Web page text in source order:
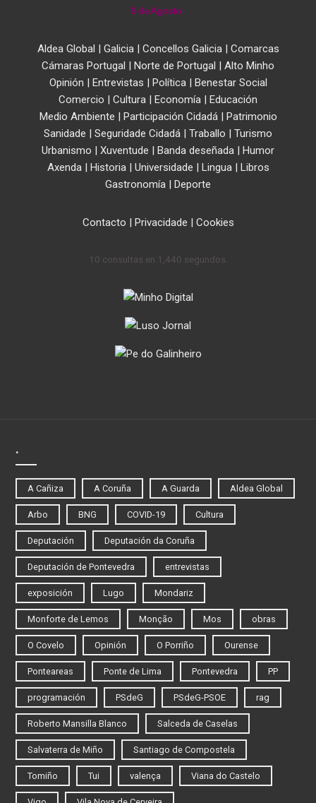
9 de Agosto
Aldea Global | Galicia | Concellos Galicia | Comarcas
Cámaras Portugal | Norte de Portugal | Alto Minho
Opinión | Entrevistas | Política | Benestar Social
Comercio | Cultura | Economía | Educación
Medio Ambiente | Participación Cidadá | Patrimonio
Sanidade | Seguridade Cidadá | Traballo | Turismo
Urbanismo | Xuventude | Banda deseñada | Humor
Axenda | Historia | Universidade | Lingua | Libros
Gastronomía | Deporte
Contacto | Privacidade | Cookies
10 consultas en 1,440 segundos.
.
A Cañiza A Coruña A Guarda Aldea Global
Arbo BNG COVID-19 Cultura
Deputación Deputación da Coruña
Deputación de Pontevedra entrevistas
exposición Lugo Mondariz
Monforte de Lemos Monção Mos obras
O Covelo Opinión O Porriño Ourense
Ponteareas Ponte de Lima Pontevedra PP
programación PSdeG PSdeG-PSOE rag
Roberto Mansilla Blanco Salceda de Caselas
Salvaterra de Miño Santiago de Compostela
Tomiño Tui valença Viana do Castelo